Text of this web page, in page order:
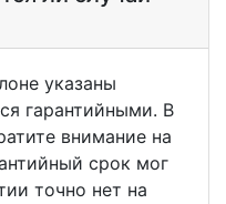
указаны
гарантийными. В
внимание на
срок мог
точно нет на